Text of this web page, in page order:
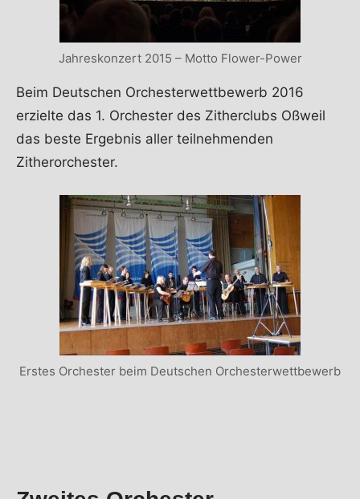
Jahreskonzert 2015 – Motto Flower-Power
Beim Deutschen Orchesterwettbewerb 2016
erzielte das 1. Orchester des Zitherclubs Oßweil
das beste Ergebnis aller teilnehmenden
Zitherorchester.
Erstes Orchester beim Deutschen Orchesterwettbewerb